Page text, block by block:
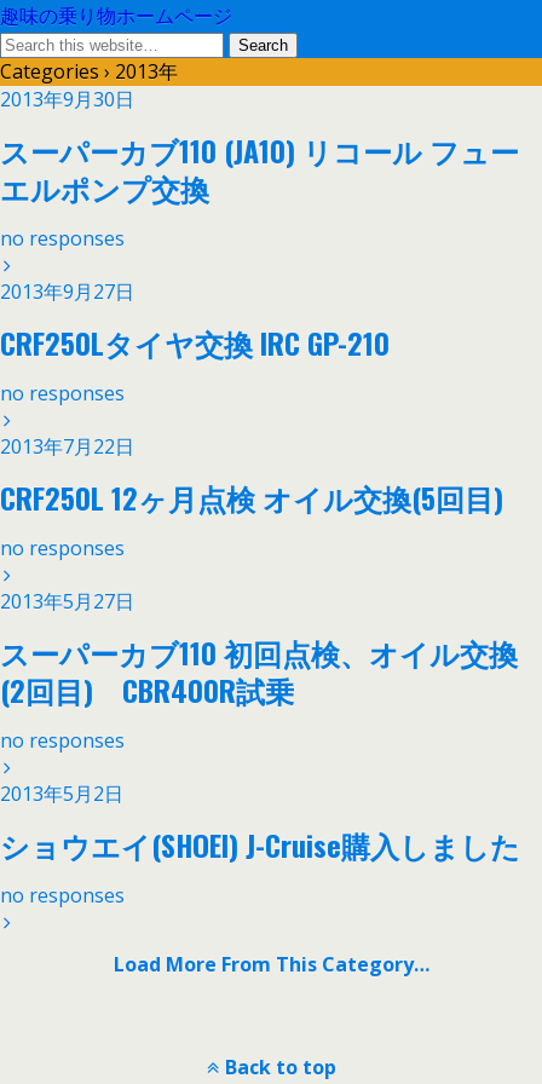
趣味の乗り物ホームページ
Categories › 2013年
2013年9月30日
スーパーカブ110 (JA10) リコール フュー
エルポンプ交換
no responses
2013年9月27日
CRF250Lタイヤ交換 IRC GP-210
no responses
2013年7月22日
CRF250L 12ヶ月点検 オイル交換(5回目)
no responses
2013年5月27日
スーパーカブ110 初回点検、オイル交換
(2回目) CBR400R試乗
no responses
2013年5月2日
ショウエイ(SHOEI) J-Cruise購入しました
no responses
Load More From This Category…
Back to top